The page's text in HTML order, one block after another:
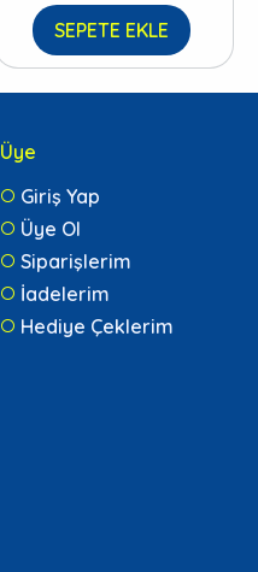
SEPETE EKLE
Üye
Giriş Yap
Üye Ol
Siparişlerim
İadelerim
Hediye Çeklerim